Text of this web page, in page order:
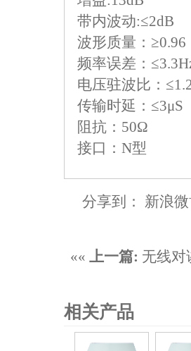
带内波动:≤2dB
波形质量：≥0.96
频率误差：
电压驻波比：
传输时延：≤3μS
阻抗：50Ω
接口：N型
分享到： 新浪
«« 上一篇: 无线对
相关产品